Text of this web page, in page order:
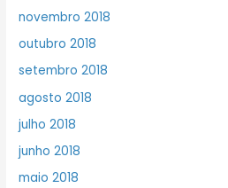
novembro 2018
outubro 2018
setembro 2018
agosto 2018
julho 2018
junho 2018
maio 2018